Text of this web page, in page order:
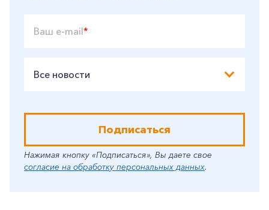
Ваш e-mail*
Все новости
Подписаться
Нажимая кнопку «Подписаться», Вы даете свое
согласие на обработку персональных данных.